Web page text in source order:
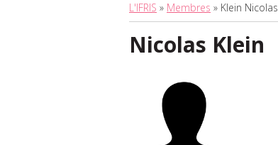
L'IFRIS » Membres » Klein Nicolas
Nicolas Klein